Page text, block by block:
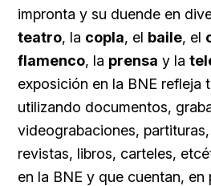
impronta y su duende en
teatro, la copla, el baile, el
flamenco, la prensa y la
exposición en la BNE refleja
utilizando documentos,
videograbaciones,
revistas, libros, carteles,
en la BNE y que cuentan, en